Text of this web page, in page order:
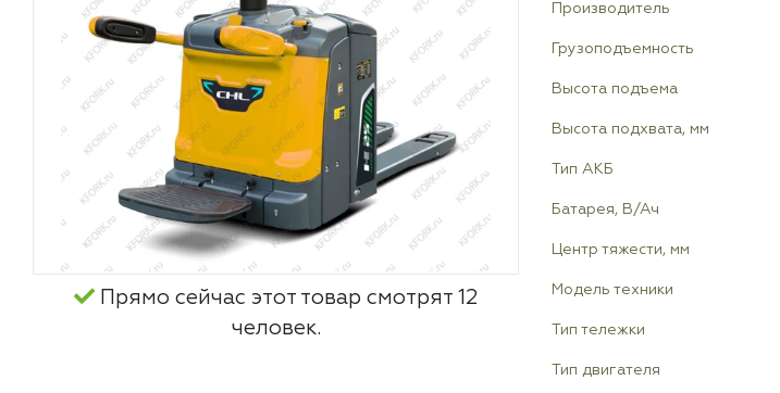
Прямо сейчас этот товар смотрят 12
человек.
Производитель
Грузоподъемность
Высота подъема
Высота подхвата, мм
Тип АКБ
Батарея, В/Ач
Центр тяжести, мм
Модель техники
Тип тележки
Тип двигателя